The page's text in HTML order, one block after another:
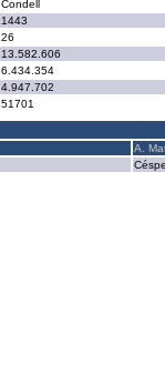
Condell
1443
26
13.582.606
6.434.354
4.947.702
51701
A.